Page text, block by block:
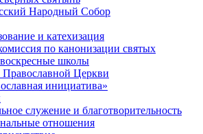
Народный Собор
и катехизация
по канонизации святых
школы
Церкви
инициатива»
служение и благотворительность
отношения